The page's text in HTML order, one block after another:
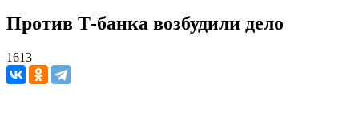
Против Т-банка возбудили дело
1613